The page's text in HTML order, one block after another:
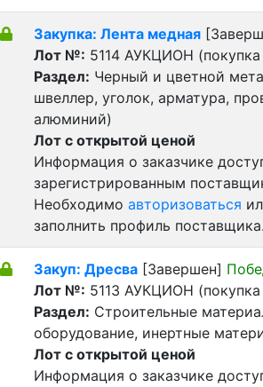
Закупка: Лента медная
Лот №: 5114 АУКЦИОН (покупка
Раздел: Черный и цветной
швеллер, уголок, арматура,
алюминий)
Лот с открытой ценой
Информация о заказчике
зарегистрированным
Необходимо авторизоваться
заполнить профиль поставщика.
Закуп: Дресва [Завершен]
Лот №: 5113 АУКЦИОН (покупка
Раздел: Строительные
оборудование, инертные
Лот с открытой ценой
Информация о заказчике